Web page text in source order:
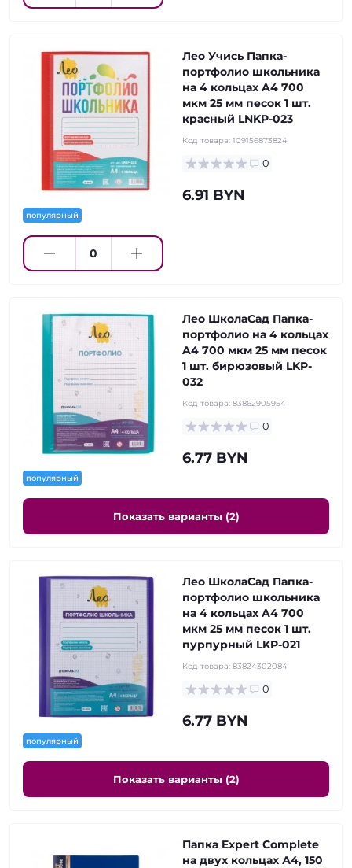
популярный
Лео Учись Папка-
портфолио школьника
на 4 кольцах A4 700
мкм 25 мм песок 1 шт.
красный LNKP-023
Код товара: 109156873824
0
6.91 BYN
популярный
Лео ШколаСад Папка-
портфолио на 4 кольцах
A4 700 мкм 25 мм песок
1 шт. бирюзовый LKP-
032
Код товара: 83862905954
0
6.77 BYN
Показать варианты (2)
популярный
Лео ШколаСад Папка-
портфолио школьника
на 4 кольцах A4 700
мкм 25 мм песок 1 шт.
пурпурный LKP-021
Код товара: 83824302084
0
6.77 BYN
Показать варианты (2)
Папка Expert Complete
на двух кольцах А4, 150